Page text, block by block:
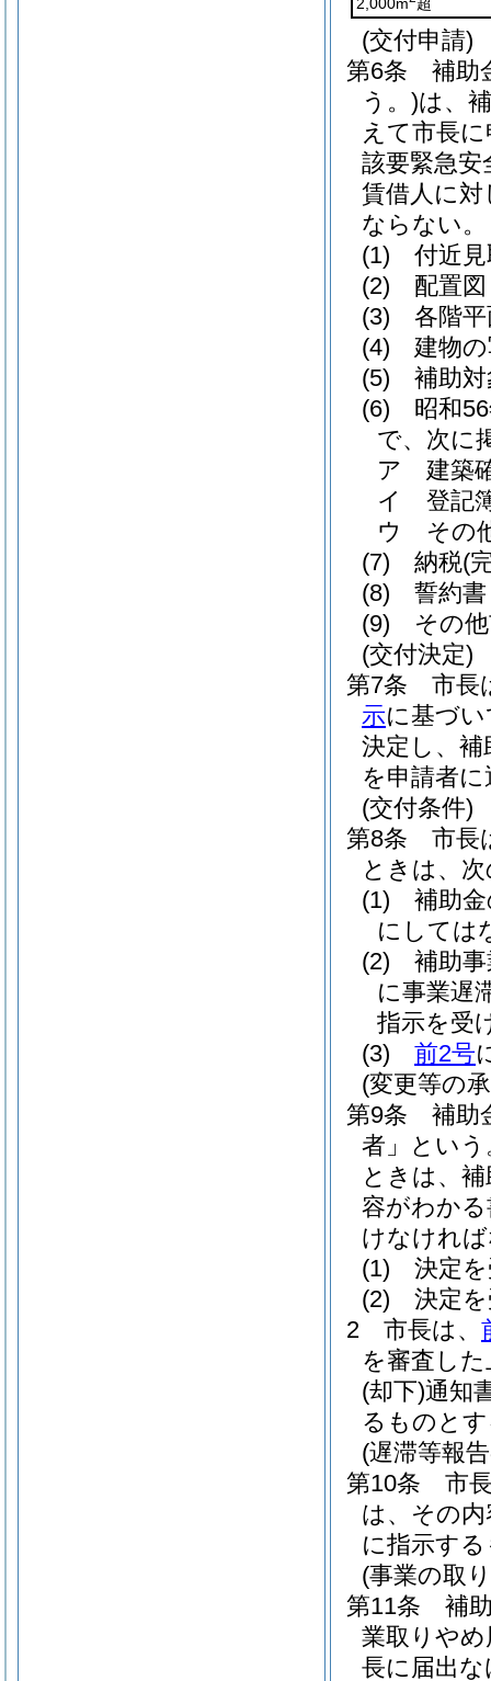
(交付申請)
第6条
補助
う。)は、
えて市長
該要緊急安
賃借人に
ならない。
(1)
付近
(2)
配置図
(3)
各階
(4)
建物
(5)
補助
(6)
昭和
で、次に
ア
建築
イ
登記
ウ
その
(7)
納税(
(8)
誓約書
(9)
その
(交付決定)
第7条
市長
示に基づ
決定し、補
を申請者
(交付条件)
第8条
市長
ときは、
(1)
補助
にしては
(2)
補助
に事業遅
指示を受
(3)
前2号
(変更等の
第9条
補助
者」という
ときは、
容がわか
けなけれ
(1)
決定
(2)
決定
2
市長は、
を審査し
(却下)通知
るものと
(遅滞等報
第10条
市
は、その
に指示す
(事業の取
第11条
補
業取りやめ
長に届出